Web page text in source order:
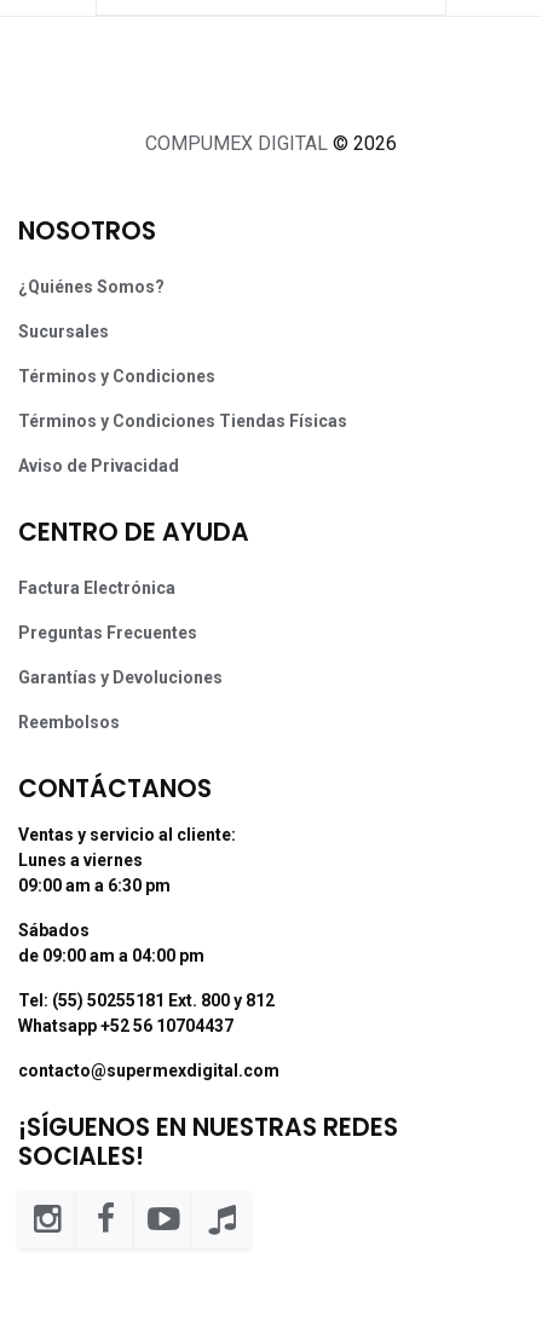
COMPUMEX DIGITAL © 2026
NOSOTROS
¿Quiénes Somos?
Sucursales
Términos y Condiciones
Términos y Condiciones Tiendas Físicas
Aviso de Privacidad
CENTRO DE AYUDA
Factura Electrónica
Preguntas Frecuentes
Garantías y Devoluciones
Reembolsos
CONTÁCTANOS
Ventas y servicio al cliente:
Lunes a viernes
09:00 am a 6:30 pm
Sábados
de 09:00 am a 04:00 pm
Tel: (55) 50255181 Ext. 800 y 812
Whatsapp +52 56 10704437
contacto@supermexdigital.com
¡SÍGUENOS EN NUESTRAS REDES
SOCIALES!